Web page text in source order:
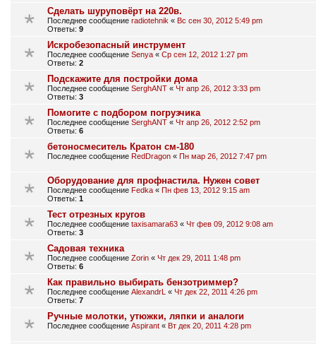
Сделать шуруповёрт на 220в.
Последнее сообщение radiotehnik « Вс сен 30, 2012 5:49 pm
Ответы: 9
Искробезопасный инструмент
Последнее сообщение Senya « Ср сен 12, 2012 1:27 pm
Ответы: 2
Подскажите для постройки дома
Последнее сообщение SerghANT « Чт апр 26, 2012 3:33 pm
Ответы: 3
Помогите с подбором погрузчика
Последнее сообщение SerghANT « Чт апр 26, 2012 2:52 pm
Ответы: 6
бетоносмеситель Кратон см-180
Последнее сообщение RedDragon « Пн мар 26, 2012 7:47 pm
Оборудование для профнастила. Нужен совет
Последнее сообщение Fedka « Пн фев 13, 2012 9:15 am
Ответы: 1
Тест отрезных кругов
Последнее сообщение taxisamara63 « Чт фев 09, 2012 9:08 am
Ответы: 3
Садовая техника
Последнее сообщение Zorin « Чт дек 29, 2011 1:48 pm
Ответы: 6
Как правильно выбирать бензотриммер?
Последнее сообщение AlexandrL « Чт дек 22, 2011 4:26 pm
Ответы: 7
Ручные молотки, утюжки, ляпки и аналоги
Последнее сообщение Aspirant « Вт дек 20, 2011 4:28 pm